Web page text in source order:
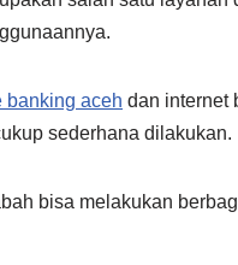
banking aceh dan internet
sederhana dilakukan.
bisa melakukan